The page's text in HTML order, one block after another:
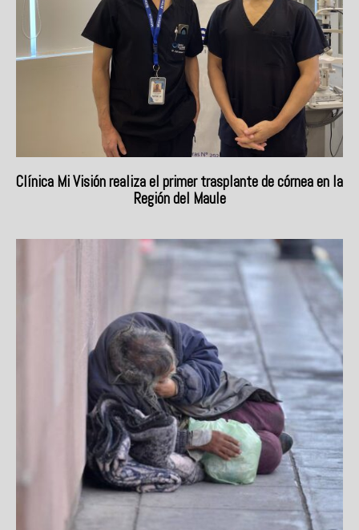
Clínica Mi Visión realiza el primer trasplante de córnea en la
Región del Maule